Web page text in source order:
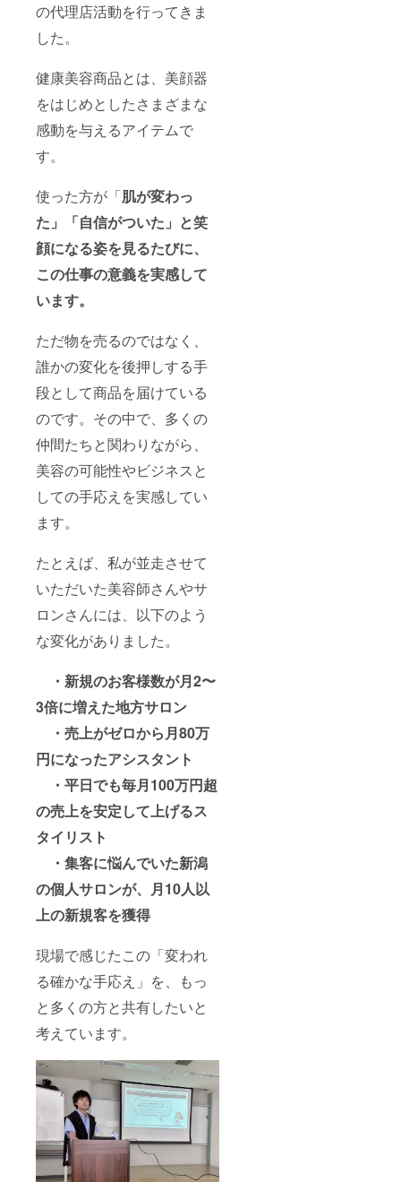
の代理店活動を行ってきま
した。
健康美容商品とは、美顔器
をはじめとしたさまざまな
感動を与えるアイテムで
す。
使った方が「肌が変わっ
た」「自信がついた」と笑
顔になる姿を見るたびに、
この仕事の意義を実感して
います。
ただ物を売るのではなく、
誰かの変化を後押しする手
段として商品を届けている
のです。その中で、多くの
仲間たちと関わりながら、
美容の可能性やビジネスと
しての手応えを実感してい
ます。
たとえば、私が並走させて
いただいた美容師さんやサ
ロンさんには、以下のよう
な変化がありました。
・新規のお客様数が月2〜
3倍に増えた地方サロン
・売上がゼロから月80万
円になったアシスタント
・平日でも毎月100万円超
の売上を安定して上げるス
タイリスト
・集客に悩んでいた新潟
の個人サロンが、月10人以
上の新規客を獲得
現場で感じたこの「変われ
る確かな手応え」を、もっ
と多くの方と共有したいと
考えています。